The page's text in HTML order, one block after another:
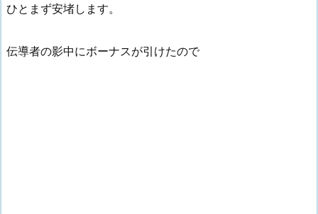
ひとまず安堵します。
伝導者の影中にボーナスが引けたので